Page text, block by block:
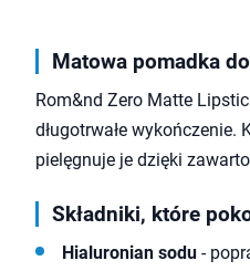
Matowa pomadka
Rom&nd Zero Matte
długotrwałe
pielęgnuje je dzięki
Składniki, które
Hialuronian sodu -